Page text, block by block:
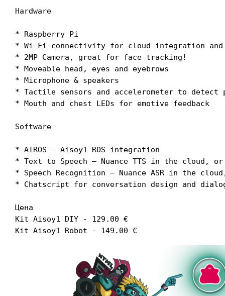
Hardware
* Raspberry Pi
* Wi-Fi connectivity for cloud integration and
* 2MP Camera, great for face tracking!
* Moveable head, eyes and eyebrows
* Microphone & speakers
* Tactile sensors and accelerometer to
* Mouth and chest LEDs for emotive feedback
Software
* AIROS – Aisoy1 ROS integration
* Text to Speech – Nuance TTS in the cloud,
* Speech Recognition – Nuance ASR in the
* Chatscript for conversation design and dialog
Цена
Kit Aisoy1 DIY - 129.00 €